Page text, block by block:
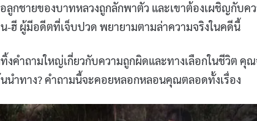
ลูกชายของบาทหลวงถูกลักพาตัว และเขาต้องเผชิญกับค
-ฮี ผู้มีอดีตที่เจ็บปวด พยายามตามล่าความจริงในคดีนี้
งคำถามใหญ่เกี่ยวกับความถูกผิดและทางเลือกในชีวิต คุ
นำทาง? คำถามนี้จะคอยหลอกหลอนคุณตลอดทั้งเรื่อง